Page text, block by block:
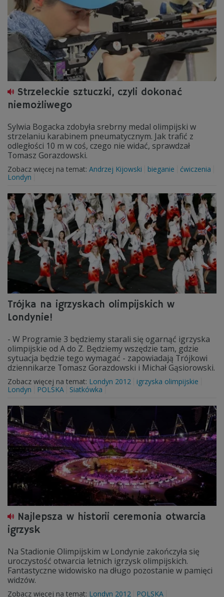
Strzeleckie sztuczki, czyli dokonać
niemożliwego
Sylwia Bogacka zdobyła srebrny medal olimpijski w
strzelaniu karabinem pneumatycznym. Jak trafić z
odległości 10 m w coś, czego nie widać, sprawdzał
Tomasz Gorazdowski.
Zobacz więcej na temat: Andrzej Kijowski bieganie
ćwiczenia
Londyn
Trójka na igrzyskach olimpijskich w
Londynie!
- W Programie 3 będziemy starali się ogarnąć igrzyska
olimpijskie od A do Z. Będziemy wszędzie tam, gdzie
sytuacja będzie tego wymagać - zapowiadają Trójkowi
dziennikarze Tomasz Gorazdowski i Michał Gąsiorowski.
Zobacz więcej na temat: Londyn 2012
igrzyska olimpijskie
Londyn
POLSKA Siatkówka
Najlepsza w historii ceremonia otwarcia
igrzysk
Na Stadionie Olimpijskim w Londynie zakończyła się
uroczystość otwarcia letnich igrzysk olimpijskich.
Fantastyczne widowisko na długo pozostanie w pamięci
widzów.
Zobacz więcej na temat: Londyn 2012 POLSKA